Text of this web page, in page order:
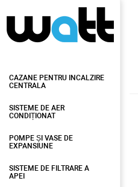
CAZANE PENTRU INCALZIRE
CENTRALA
SISTEME DE AER
CONDIȚIONAT
POMPE ȘI VASE DE
EXPANSIUNE
SISTEME DE FILTRARE A
APEI